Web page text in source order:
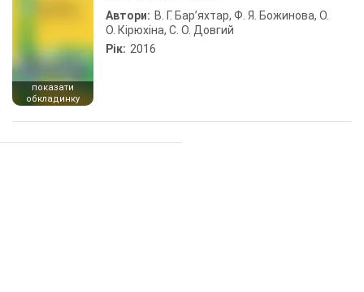
показати
обкладинку
Автори: В. Г. Бар’яхтар, Ф. Я. Божинова, О.
О. Кірюхіна, С. О. Довгий
Рік: 2016